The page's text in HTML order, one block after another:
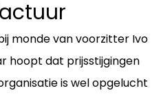
monde van voorzitter Ivo
hoopt dat prijsstijgingen
is wel opgelucht